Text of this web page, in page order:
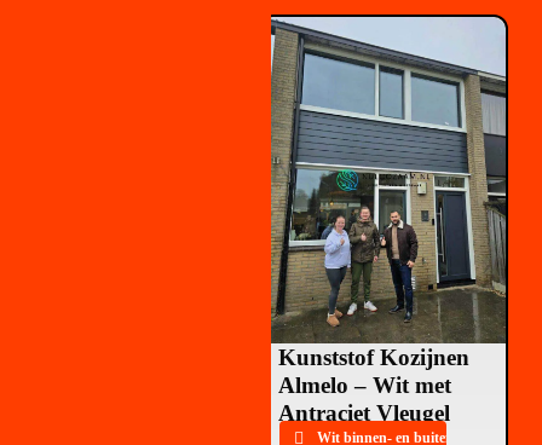
Kunststof Kozijnen
Almelo – Wit met
Antraciet Vleugel
Wit binnen- en buitenkant met